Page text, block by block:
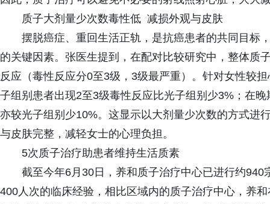
质子大剂量少次数毒性低 减损外观与皮肤
摆脱癌症、重回生活正轨，是抗癌患者的共同目标
的关键因素。张医生提到，在配对比较研究中，整体质
反应（毒性反应分0至3级，3级最严重）。针对女性较
子组别患者出现2至3级毒性反应比光子组别少3%；在
亦较光子组别少10%。这显示以大剂量少次数的方式进
与皮肤完整，减轻女士的心理负担。
5次质子治疗助患者维持生活质素
截至今年6月30日，养和质子治疗中心已进行约
400人次的临床经验，相比区域内的质子治疗中心，养